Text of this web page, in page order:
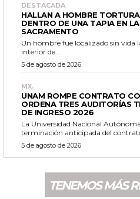
DESTACADA
HALLAN A HOMBRE
DENTRO DE UNA TAPIA EN
SACRAMENTO
Un hombre fue localizado sin vida
interior de...
5 de agosto de 2026
MX.
UNAM ROMPE CONTRATO
ORDENA TRES AUDITORÍAS
DE INGRESO 2026
La Universidad Nacional
terminación anticipada del contrato
5 de agosto de 2026
TENEMOS MÁS